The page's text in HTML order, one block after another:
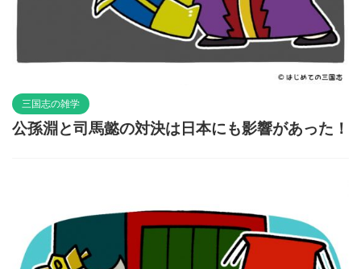
三国志の雑学
公孫淵と司馬懿の対決は日本にも影響があった！